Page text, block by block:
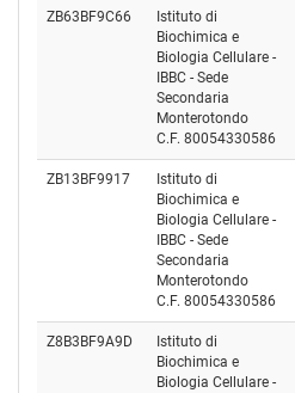
ZB63BF9C66
Istituto di
Biochimica e
Biologia Cellulare -
IBBC - Sede
Secondaria
Monterotondo
C.F. 80054330586
ZB13BF9917
Istituto di
Biochimica e
Biologia Cellulare -
IBBC - Sede
Secondaria
Monterotondo
C.F. 80054330586
Z8B3BF9A9D
Istituto di
Biochimica e
Biologia Cellulare -